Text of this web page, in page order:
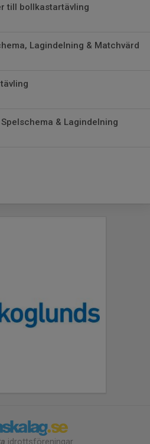
till bollkastartävling
Lagindelning & Matchvärd
& Lagindelning
idrottsföreningar